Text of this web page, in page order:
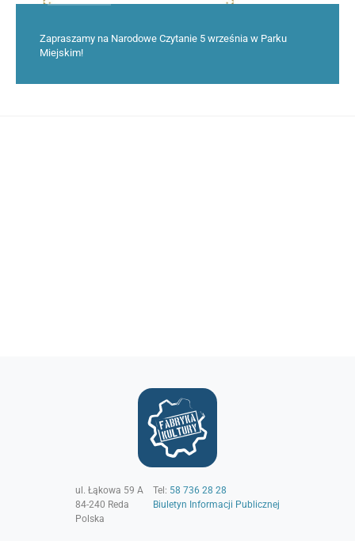
Zapraszamy na Narodowe Czytanie 5 września w Parku
Miejskim!
ul. Łąkowa 59 A
84-240 Reda
Polska
Tel: 58 736 28 28
Biuletyn Informacji Publicznej